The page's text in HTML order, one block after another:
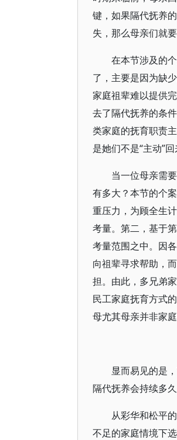
键，如果隔代抚养
失，那么母亲们就要
在本节涉及的
了，主要是因为缺
家庭祖辈难以提供
去了隔代抚养的条
类家庭的抚育职责
是她们不是“主动”
当一位母亲需
有多大？本节的个
重压力，为顾全生
考量。第二，基于
考量范围之中。因
向祖辈寻求帮助，
担。由此，多兄弟
民工家庭抚育方式
母尤其母亲并非家
显而易见的是
隔代抚养会持续多
从彩华和松平
不足的家庭情境下